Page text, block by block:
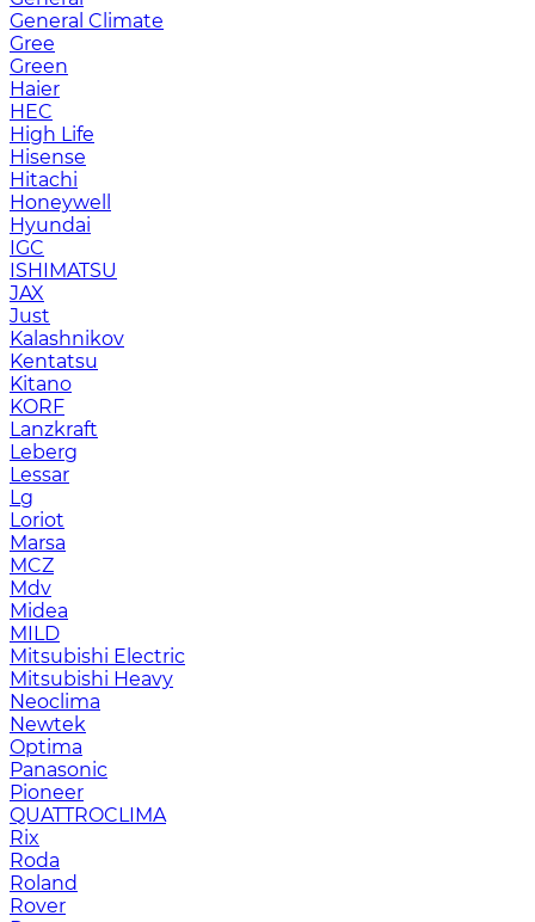
General Climate
Gree
Green
Haier
HEC
High Life
Hisense
Hitachi
Honeywell
Hyundai
IGC
ISHIMATSU
JAX
Just
Kalashnikov
Kentatsu
Kitano
KORF
Lanzkraft
Leberg
Lessar
Lg
Loriot
Marsa
MCZ
Mdv
Midea
MILD
Mitsubishi Electric
Mitsubishi Heavy
Neoclima
Newtek
Optima
Panasonic
Pioneer
QUATTROCLIMA
Rix
Roda
Roland
Rover